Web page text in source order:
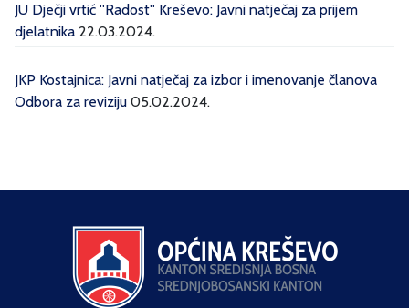
JU Dječji vrtić ''Radost'' Kreševo: Javni natječaj za prijem
djelatnika 22.03.2024.
JKP Kostajnica: Javni natječaj za izbor i imenovanje članova
Odbora za reviziju 05.02.2024.